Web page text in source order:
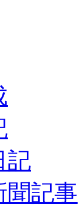
記
聞記事